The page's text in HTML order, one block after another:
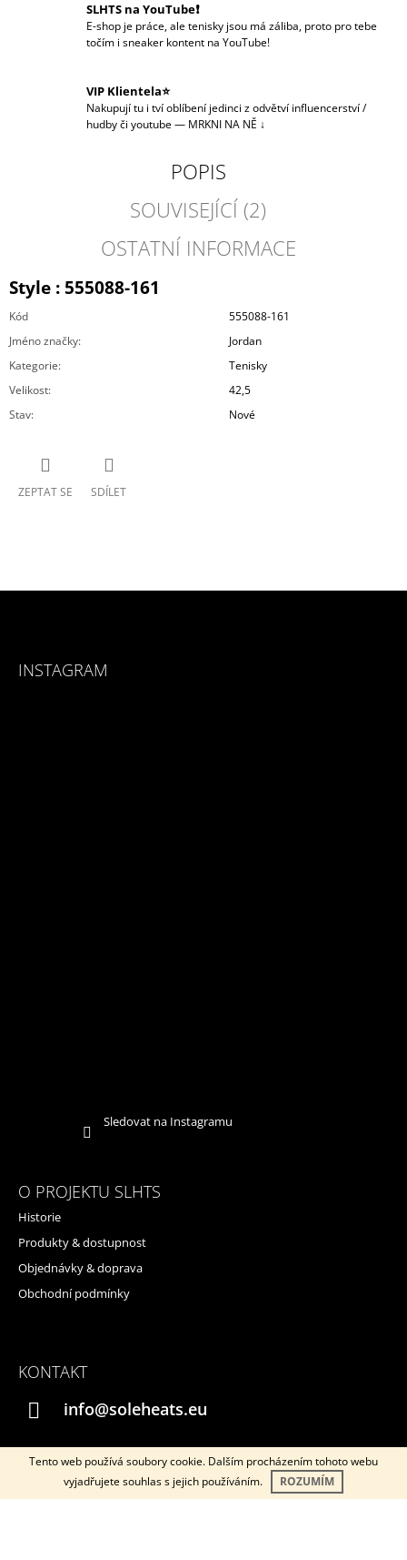
Tento web používá soubory cookie. Dalším procházením tohoto webu
vyjadřujete souhlas s jejich používáním.
ROZUMÍM
SLHTS na YouTube❗️
E-shop je práce, ale tenisky jsou má záliba, proto pro tebe
točím i sneaker kontent na YouTube!
VIP Klientela⭐
Nakupují tu i tví oblíbení jedinci z odvětví influencerství /
hudby či youtube — MRKNI NA NĚ ↓
POPIS
SOUVISEJÍCÍ (2)
OSTATNÍ INFORMACE
Style : 555088-161
Kód
555088-161
Jméno značky:
Jordan
Kategorie:
Tenisky
Velikost:
42,5
Stav: Nové
ZEPTAT SE SDÍLET
INSTAGRAM
Sledovat na Instagramu
O PROJEKTU SLHTS
Historie
Produkty & dostupnost
Objednávky & doprava
Obchodní podmínky
KONTAKT
info@soleheats.eu
InstagramYouTube